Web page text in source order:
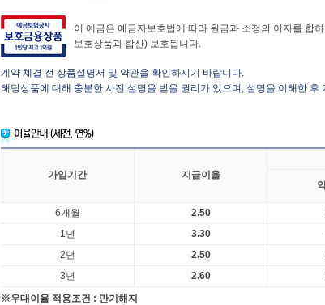
이 예금은 예금자보호법에 따라 원금과 소정의 이자를 합
보호상품과 합산) 보호됩니다.
계약 체결 전 상품설명서 및 약관을 확인하시기 바랍니다.
해당상품에 대해 충분한 사전 설명을 받을 권리가 있으며, 설명을 이해한 후
가입기간 지급이율
6개월 2.50
1년
3.30
2년
2.50
3년
2.60
※우대이율 적용조건 : 만기해지